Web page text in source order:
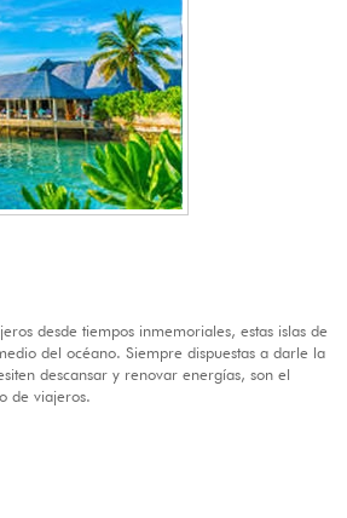
desde tiempos inmemoriales, estas islas de
del océano. Siempre dispuestas a darle la
descansar y renovar energías, son el
de viajeros.